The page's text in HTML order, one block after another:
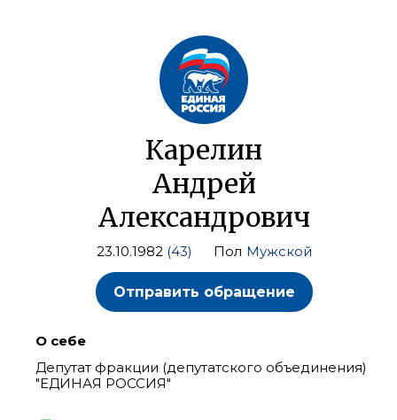
Карелин
Андрей
Александрович
23.10.1982 (43) Пол Мужской
Отправить обращение
О себе
Депутат фракции (депутатского объединения)
"ЕДИНАЯ РОССИЯ"